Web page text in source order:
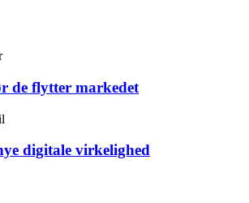
de flytter markedet
digitale virkelighed